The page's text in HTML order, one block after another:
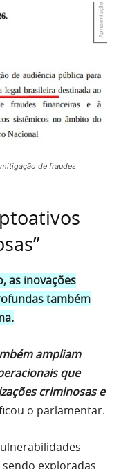
de fraudes
as inovações
também
ampliam
que
criminosas e
o parlamentar.
exploradas